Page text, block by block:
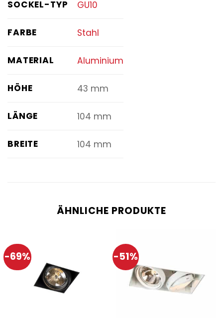
SOCKEL-TYP GU10
FARBE Stahl
MATERIAL Aluminium
HÖHE 43 mm
LÄNGE 104 mm
BREITE 104 mm
ÄHNLICHE PRODUKTE
-69% -51%